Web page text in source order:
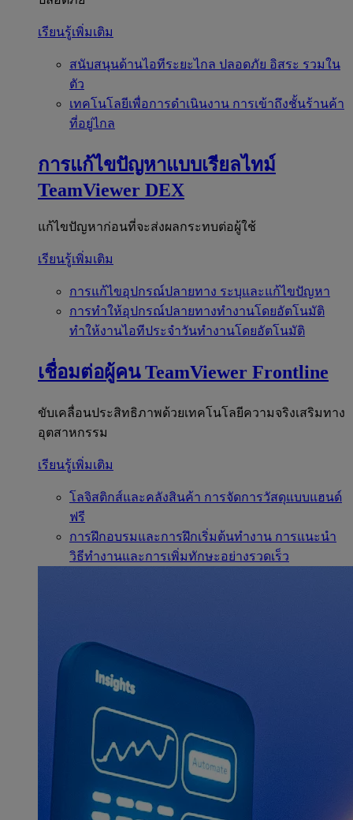
เรียนรู้เพิ่มเติม
สนับสนุนด้านไอทีระยะไกล ปลอดภัย อิสระ รวมใน
ตัว
เทคโนโลยีเพื่อการดำเนินงาน การเข้าถึงชั้นร้านค้า
ที่อยู่ไกล
การแก้ไขปัญหาแบบเรียลไทม์
TeamViewer DEX
แก้ไขปัญหาก่อนที่จะส่งผลกระทบต่อผู้ใช้
เรียนรู้เพิ่มเติม
การแก้ไขอุปกรณ์ปลายทาง ระบุและแก้ไขปัญหา
การทำให้อุปกรณ์ปลายทางทำงานโดยอัตโนมัติ
ทำให้งานไอทีประจำวันทำงานโดยอัตโนมัติ
เชื่อมต่อผู้คน TeamViewer Frontline
ขับเคลื่อนประสิทธิภาพด้วยเทคโนโลยีความจริงเสริมทาง
อุตสาหกรรม
เรียนรู้เพิ่มเติม
โลจิสติกส์และคลังสินค้า การจัดการวัสดุแบบแฮนด์
ฟรี
การฝึกอบรมและการฝึกเริ่มต้นทำงาน การแนะนำ
วิธีทำงานและการเพิ่มทักษะอย่างรวดเร็ว